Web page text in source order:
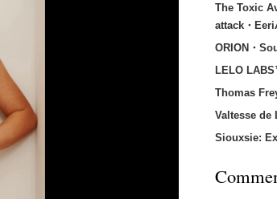
The Toxic
attack・
ORION・
LELO
Thomas
Valtesse de
Siouxsie: